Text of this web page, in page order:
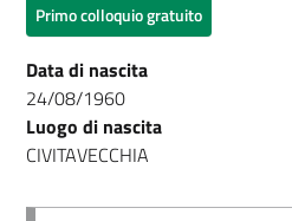
Primo colloquio gratuito
Data di nascita
24/08/1960
Luogo di nascita
CIVITAVECCHIA